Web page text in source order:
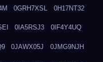
0GRH7XSL 0H17NT32
0IA5RSJ3 0IF4Y4UQ
0JAWX05J 0JMG9NJH